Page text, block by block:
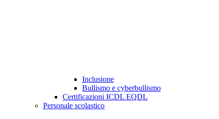
Inclusione
Bullismo e cyberbullismo
Certificazioni ICDL EQDL
Personale scolastico